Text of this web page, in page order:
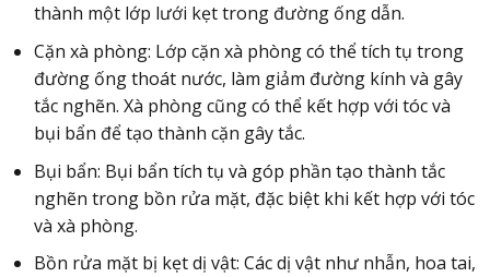
thành một lớp lưới kẹt trong đường ống dẫn.
Cặn xà phòng: Lớp cặn xà phòng có thể tích tụ trong
đường ống thoát nước, làm giảm đường kính và gây
tắc nghẽn. Xà phòng cũng có thể kết hợp với tóc và
bụi bẩn để tạo thành cặn gây tắc.
Bụi bẩn: Bụi bẩn tích tụ và góp phần tạo thành tắc
nghẽn trong bồn rửa mặt, đặc biệt khi kết hợp với tóc
và xà phòng.
Bồn rửa mặt bị kẹt dị vật: Các dị vật như nhẫn, hoa tai,